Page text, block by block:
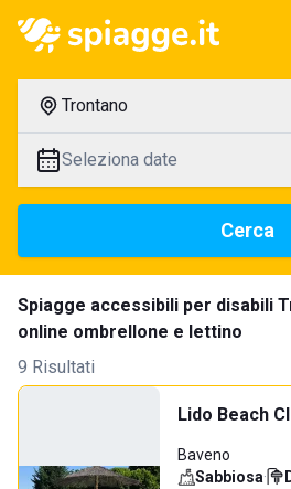
Trontano
Seleziona date
Cerca
Spiagge accessibili per disabili
online ombrellone e lettino
9 Risultati
Lido Beach
Baveno
Sabbiosa·